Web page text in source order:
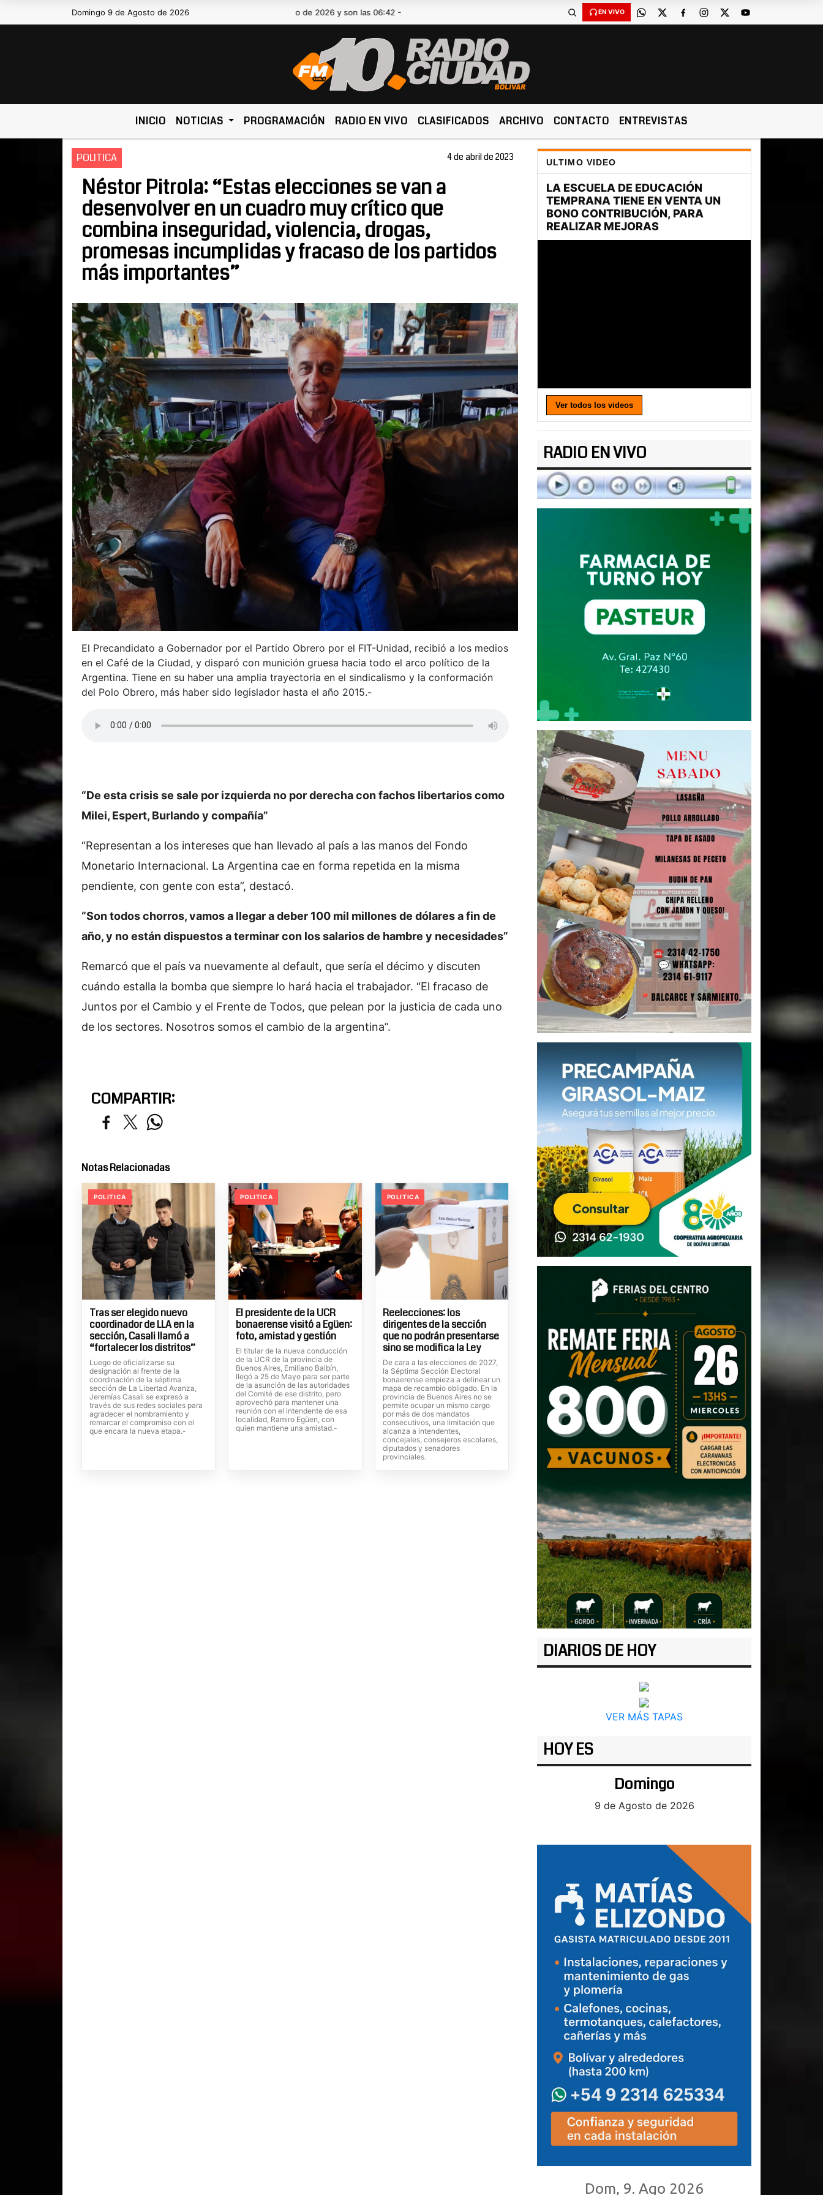
Domingo 9 de Agosto de 2026Hoy es Domingo 9 de Agosto de 2026 y son las 06:42 - EN VIVO
INICIO NOTICIAS PROGRAMACIÓN RADIO EN VIVO CLASIFICADOS ARCHIVO CONTACTO ENTREVISTAS
POLITICA 4 de abril de 2023
Néstor Pitrola: “Estas elecciones se van a
desenvolver en un cuadro muy crítico que
combina inseguridad, violencia, drogas,
promesas incumplidas y fracaso de los partidos
más importantes”
El Precandidato a Gobernador por el Partido Obrero por el FIT-Unidad, recibió a los medios
en el Café de la Ciudad, y disparó con munición gruesa hacia todo el arco político de la
Argentina. Tiene en su haber una amplia trayectoria en el sindicalismo y la conformación
del Polo Obrero, más haber sido legislador hasta el año 2015.-
“De esta crisis se sale por izquierda no por derecha con fachos libertarios como
Milei, Espert, Burlando y compañía”
“Representan a los intereses que han llevado al país a las manos del Fondo
Monetario Internacional. La Argentina cae en forma repetida en la misma
pendiente, con gente con esta”, destacó.
“Son todos chorros, vamos a llegar a deber 100 mil millones de dólares a fin de
año, y no están dispuestos a terminar con los salarios de hambre y necesidades”
Remarcó que el país va nuevamente al default, que sería el décimo y discuten
cuándo estalla la bomba que siempre lo hará hacia el trabajador. “El fracaso de
Juntos por el Cambio y el Frente de Todos, que pelean por la justicia de cada uno
de los sectores. Nosotros somos el cambio de la argentina”.
COMPARTIR:
Notas Relacionadas
POLITICA
Tras ser elegido nuevo
coordinador de LLA en la
sección, Casali llamó a
“fortalecer los distritos”
Luego de oficializarse su
designación al frente de la
coordinación de la séptima
sección de La Libertad Avanza,
Jeremías Casali se expresó a
través de sus redes sociales para
agradecer el nombramiento y
remarcar el compromiso con el
que encara la nueva etapa.-
POLITICA
El presidente de la UCR
bonaerense visitó a Egüen:
foto, amistad y gestión
El titular de la nueva conducción
de la UCR de la provincia de
Buenos Aires, Emiliano Balbín,
llegó a 25 de Mayo para ser parte
de la asunción de las autoridades
del Comité de ese distrito, pero
aprovechó para mantener una
reunión con el intendente de esa
localidad, Ramiro Egüen, con
quien mantiene una amistad.-
POLITICA
Reelecciones: los
dirigentes de la sección
que no podrán presentarse
sino se modifica la Ley
De cara a las elecciones de 2027,
la Séptima Sección Electoral
bonaerense empieza a delinear un
mapa de recambio obligado. En la
provincia de Buenos Aires no se
permite ocupar un mismo cargo
por más de dos mandatos
consecutivos, una limitación que
alcanza a intendentes,
concejales, consejeros escolares,
diputados y senadores
provinciales.
ULTIMO VIDEO
Ver todos los videos
RADIO EN VIVO
DIARIOS DE HOY
VER MÁS TAPAS
HOY ES
Domingo
9 de Agosto de 2026